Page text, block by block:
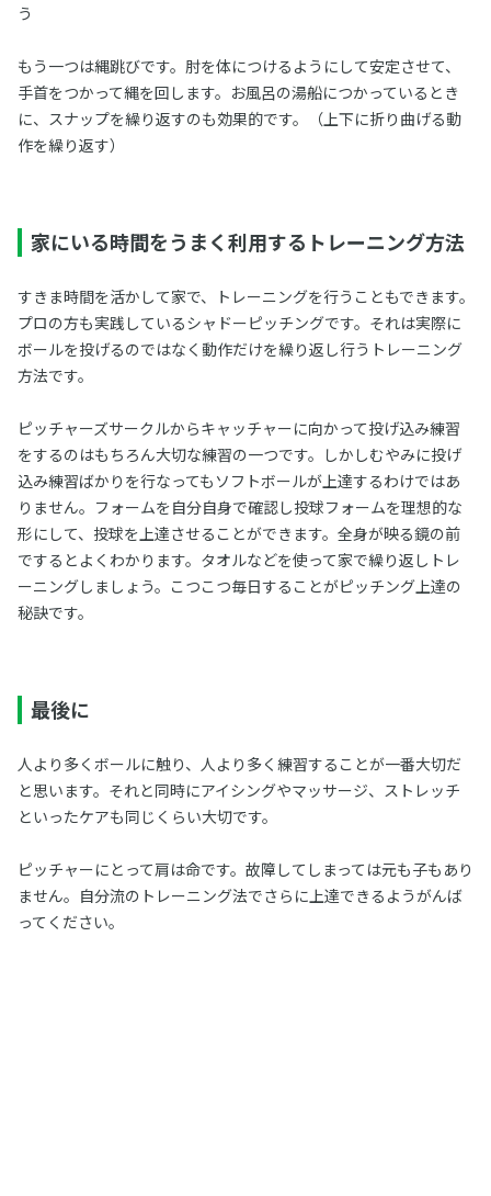
う
もう一つは縄跳びです。肘を体につけるようにして安定させて、
手首をつかって縄を回します。お風呂の湯船につかっているとき
に、スナップを繰り返すのも効果的です。（上下に折り曲げる動
作を繰り返す）
家にいる時間をうまく利用するトレーニング方法
すきま時間を活かして家で、トレーニングを行うこともできます。
プロの方も実践しているシャドーピッチングです。それは実際に
ボールを投げるのではなく動作だけを繰り返し行うトレーニング
方法です。
ピッチャーズサークルからキャッチャーに向かって投げ込み練習
をするのはもちろん大切な練習の一つです。しかしむやみに投げ
込み練習ばかりを行なってもソフトボールが上達するわけではあ
りません。フォームを自分自身で確認し投球フォームを理想的な
形にして、投球を上達させることができます。全身が映る鏡の前
でするとよくわかります。タオルなどを使って家で繰り返しトレ
ーニングしましょう。こつこつ毎日することがピッチング上達の
秘訣です。
最後に
人より多くボールに触り、人より多く練習することが一番大切だ
と思います。それと同時にアイシングやマッサージ、ストレッチ
といったケアも同じくらい大切です。
ピッチャーにとって肩は命です。故障してしまっては元も子もあり
ません。自分流のトレーニング法でさらに上達できるようがんば
ってください。